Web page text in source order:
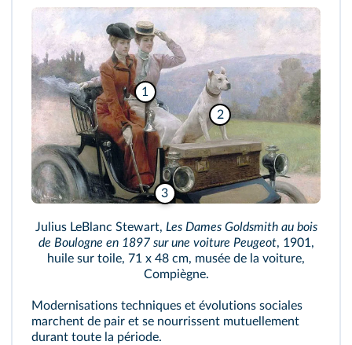
1
2
3
Julius LeBlanc Stewart, Les Dames Goldsmith au bois
de Boulogne en 1897 sur une voiture Peugeot, 1901,
huile sur toile, 71 x 48 cm, musée de la voiture,
Compiègne.
Modernisations techniques et évolutions sociales
marchent de pair et se nourrissent mutuellement
durant toute la période.